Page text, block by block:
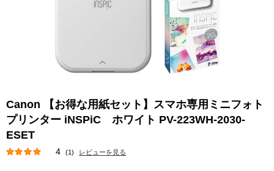
Canon 【お得な用紙セット】スマホ専用ミニフォト
プリンター iNSPiC ホワイト PV-223WH-2030-
ESET
4 (1) レビューを見る